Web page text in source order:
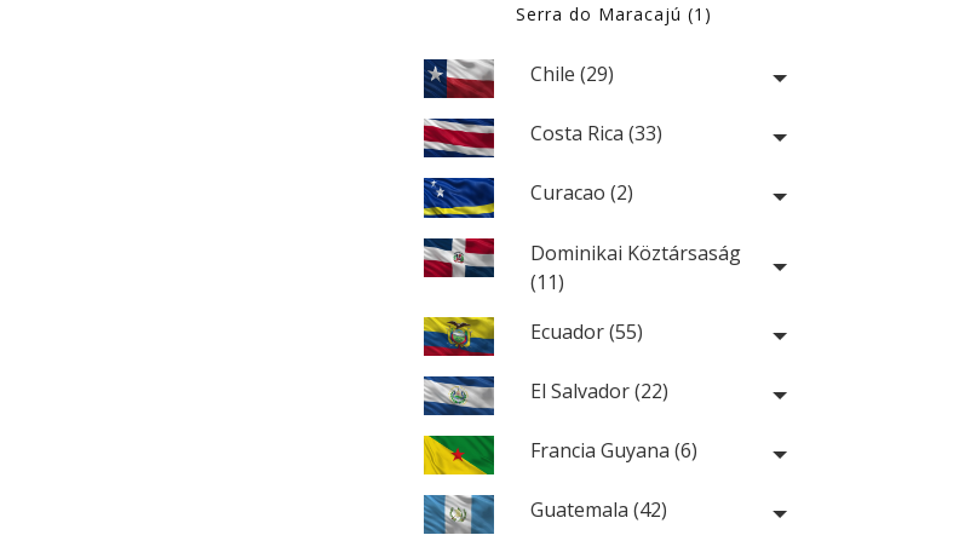
Serra do Maracajú (1)
Chile (29)
Costa Rica (33)
Curacao (2)
Dominikai Köztársaság
(11)
Ecuador (55)
El Salvador (22)
Francia Guyana (6)
Guatemala (42)